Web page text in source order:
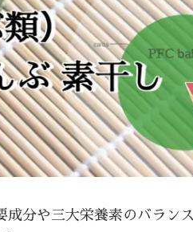
成分や三大栄養素のバラン